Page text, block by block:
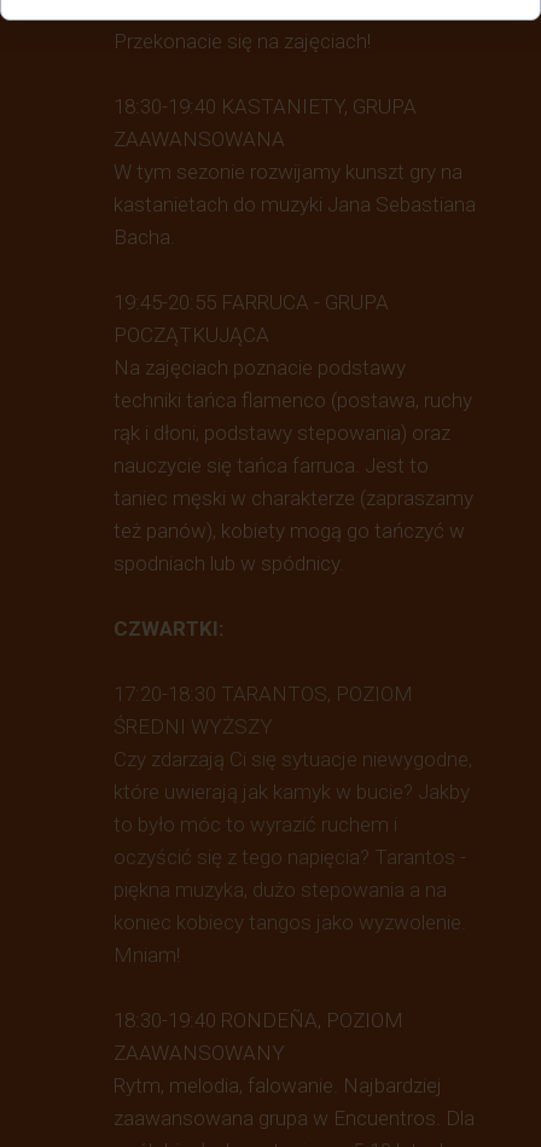
Przekonacie się na zajęciach!
18:30-19:40 KASTANIETY, GRUPA
ZAAWANSOWANA
W tym sezonie rozwijamy kunszt gry na
kastanietach do muzyki Jana Sebastiana
Bacha.
19:45-20:55 FARRUCA - GRUPA
POCZĄTKUJĄCA
Na zajęciach poznacie podstawy
techniki tańca flamenco (postawa, ruchy
rąk i dłoni, podstawy stepowania) oraz
nauczycie się tańca farruca. Jest to
taniec męski w charakterze (zapraszamy
też panów), kobiety mogą go tańczyć w
spodniach lub w spódnicy.
CZWARTKI:
​17:20-18:30 TARANTOS, POZIOM
ŚREDNI WYŻSZY
Czy zdarzają Ci się sytuacje niewygodne,
które uwierają jak kamyk w bucie? Jakby
to było móc to wyrazić ruchem i
oczyścić się z tego napięcia? Tarantos -
piękna muzyka, dużo stepowania a na
koniec kobiecy tangos jako wyzwolenie.
Mniam!
18:30-19:40 RONDEÑA, POZIOM
ZAAWANSOWANY
Rytm, melodia, falowanie. Najbardziej
zaawansowana grupa w Encuentros. Dla